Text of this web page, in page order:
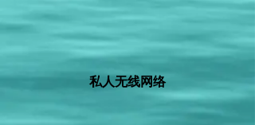
私人无线网络